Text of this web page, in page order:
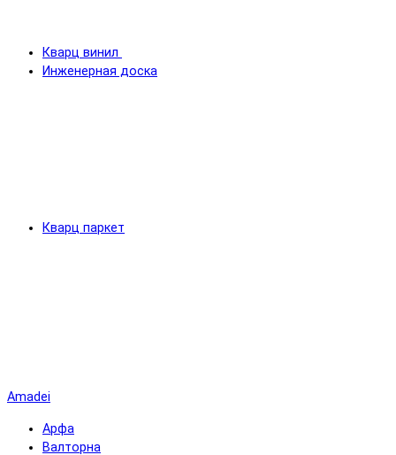
Кварц винил
Инженерная доска
Кварц паркет
Amadei
Арфа
Валторна